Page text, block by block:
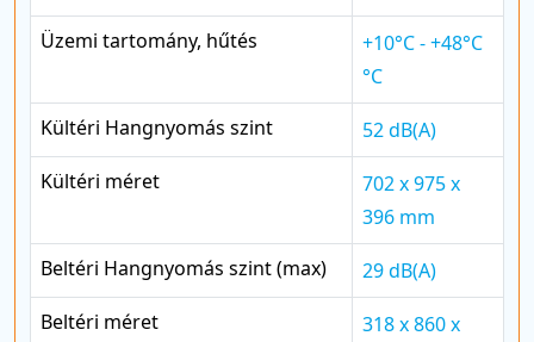
Üzemi tartomány, hűtés
+10°C - +48°C
°C
Kültéri Hangnyomás szint
52 dB(A)
Kültéri méret
702 x 975 x
396 mm
Beltéri Hangnyomás szint (max)
29 dB(A)
Beltéri méret
318 x 860 x